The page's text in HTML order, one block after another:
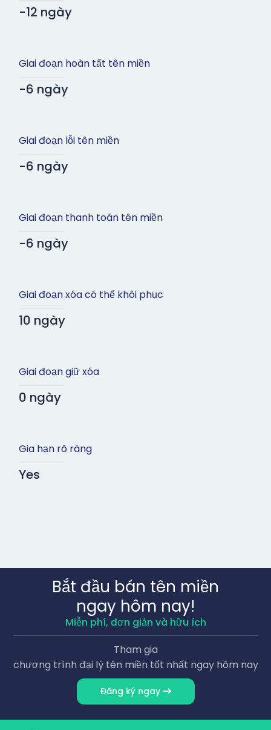
-12 ngày
Giai đoạn hoàn tất tên miền
-6 ngày
Giai đoạn lỗi tên miền
-6 ngày
Giai đoạn thanh toán tên miền
-6 ngày
Giai đoạn xóa có thể khôi phục
10 ngày
Giai đoạn giữ xóa
0 ngày
Gia hạn rõ ràng
Yes
Bắt đầu bán tên miền
ngay hôm nay!
Miễn phí, đơn giản và hữu ích
Tham gia
chương trình đại lý tên miền tốt nhất ngay hôm nay
Đăng ký ngay